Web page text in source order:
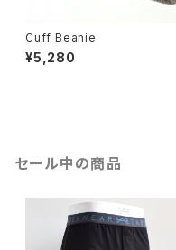
Cuff Beanie
¥5,280
セール中の商品